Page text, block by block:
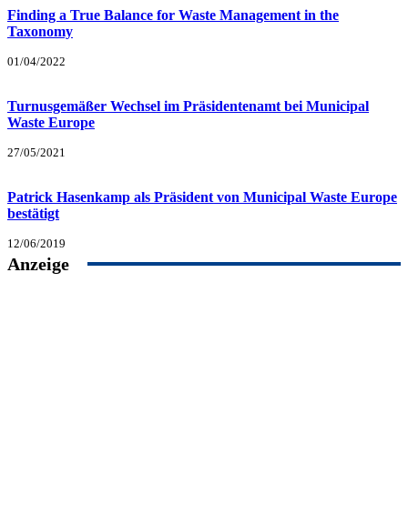
Finding a True Balance for Waste Management in the
Taxonomy
01/04/2022
Turnusgemäßer Wechsel im Präsidentenamt bei Municipal
Waste Europe
27/05/2021
Patrick Hasenkamp als Präsident von Municipal Waste Europe
bestätigt
12/06/2019
Anzeige